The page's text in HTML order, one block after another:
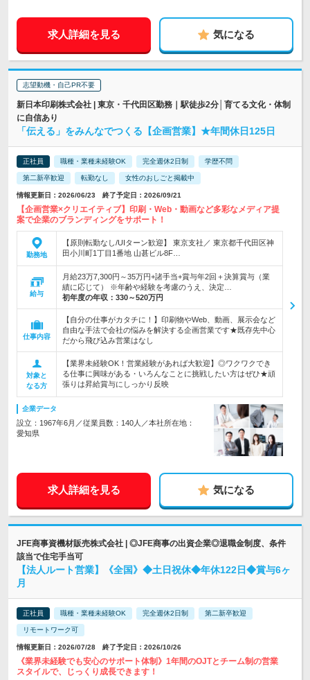
求人詳細を見る 気になる
志望動機・自己PR不要
新日本印刷株式会社 | 東京・千代田区勤務｜駅徒歩2分│育てる文化・体制
に自信あり
「伝える」をみんなでつくる【企画営業】★年間休日125日
正社員 職種・業種未経験OK 完全週休2日制 学歴不問
第二新卒歓迎 転勤なし 女性のおしごと掲載中
情報更新日：2026/06/23 終了予定日：2026/09/21
【企画営業×クリエイティブ】印刷・Web・動画など多彩なメディア提
案で企業のブランディングをサポート！
勤務地
【原則転勤なし/UIターン歓迎】 東京支社／ 東京都千代田区神
田小川町1丁目1番地 山甚ビル8F…
給与
月給23万7,300円～35万円+諸手当+賞与年2回＋決算賞与（業
績に応じて） ※年齢や経験を考慮のうえ、決定…
初年度の年収： 330～520万円
仕事内容
【自分の仕事がカタチに！】印刷物やWeb、動画、展示会など
自由な手法で会社の悩みを解決する企画営業です★既存先中心
だから飛び込み営業はなし
対象と
なる方
【業界未経験OK！営業経験があれば大歓迎】◎ワクワクでき
る仕事に興味がある・いろんなことに挑戦したい方はぜひ★頑
張りは昇給賞与にしっかり反映
企業データ
設立：1967年6月／従業員数：140人／本社所在地：
愛知県
求人詳細を見る 気になる
JFE商事資機材販売株式会社 | ◎JFE商事の出資企業◎退職金制度、条件
該当で住宅手当可
【法人ルート営業】《全国》◆土日祝休◆年休122日◆賞与6ヶ
月
正社員 職種・業種未経験OK 完全週休2日制 第二新卒歓迎
リモートワーク可
情報更新日：2026/07/28 終了予定日：2026/10/26
《業界未経験でも安心のサポート体制》1年間のOJTとチーム制の営業
スタイルで、じっくり成長できます！